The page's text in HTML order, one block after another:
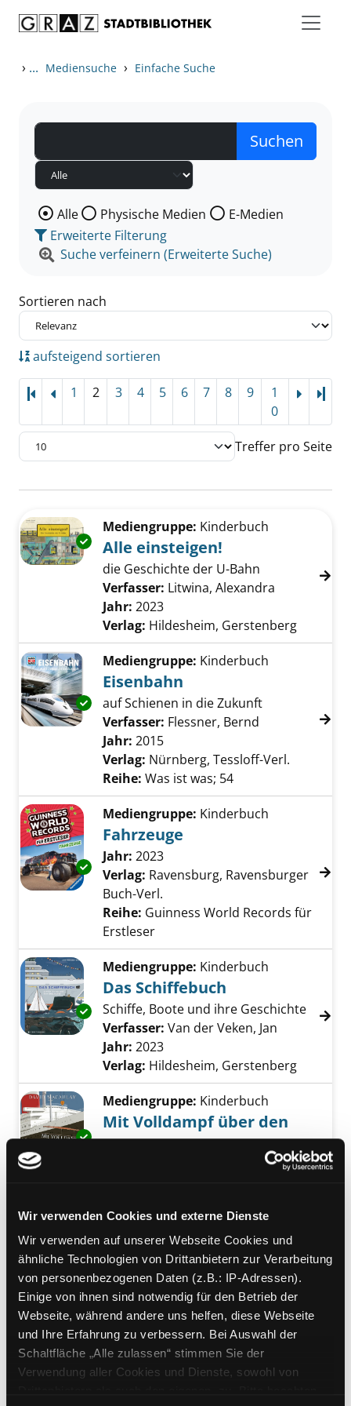
Wir verwenden Cookies und externe Dienste
Wir verwenden auf unserer Webseite Cookies und
ähnliche Technologien von Drittanbietern zur Verarbeitung
von personenbezogenen Daten (z.B.: IP-Adressen).
Einige von ihnen sind notwendig für den Betrieb der
Webseite, während andere uns helfen, diese Webseite
und Ihre Erfahrung zu verbessern. Bei Auswahl der
Schaltfläche „Alle zulassen“ stimmen Sie der
Verwendung aller Cookies und Dienste, sowohl von
› ... Mediensuche › Einfache Suche
Wählen Sie die Medienart nach der Sie suchen wollen.
Alle Physische Medien
E-Medien
Erweiterte Filterung
Suche verfeinern (Erweiterte Suche)
Sortieren nach
aufsteigend sortieren
1 2 3 4 5 6 7 8 9
1
0
Treffer pro Seite
Zu den Suchfiltern springen
Exemplar-Details von Alle einsteigen!
Mediengruppe: Kinderbuch
Alle einsteigen!
die Geschichte der U-Bahn
Verfasser: Litwina, Alexandra
Jahr: 2023
Verlag: Hildesheim, Gerstenberg
Exemplar-Details von Eisenbahn anzeigen
Mediengruppe: Kinderbuch
Eisenbahn
auf Schienen in die Zukunft
Verfasser: Flessner, Bernd Suche nach
Jahr: 2015
Verlag: Nürnberg, Tessloff-Verl.
Reihe: Was ist was; 54
Exemplar-Details von Fahrzeuge anzeigen
Mediengruppe: Kinderbuch
Fahrzeuge
Suche nach diesem Verfasser
Jahr: 2023
Verlag: Ravensburg, Ravensburger
Buch-Verl.
Reihe: Guinness World Records für
Erstleser
Exemplar-Details von Das Schiffebuch
Mediengruppe: Kinderbuch
Das Schiffebuch
Schiffe, Boote und ihre Geschichte
Verfasser: Van der Veken, Jan
Jahr: 2023
Verlag: Hildesheim, Gerstenberg
Exemplar-Details von Mit Volldampf über
Mediengruppe: Kinderbuch
Mit Volldampf über den
Atlantik
Dampfmaschinen, schnelle Schiffe
Jahr:2022
Verlag:Hildesheim, Gerstenberg
Exemplar-Details von Vrooooom! anzeigen
Mediengruppe:Kinderbuch
Vrooooom!
die berühmtesten Rennstrecken der
Welt: Autos, Fahrer, legendäre
Momente
Verfasser:Skinner, AdamSuche nach